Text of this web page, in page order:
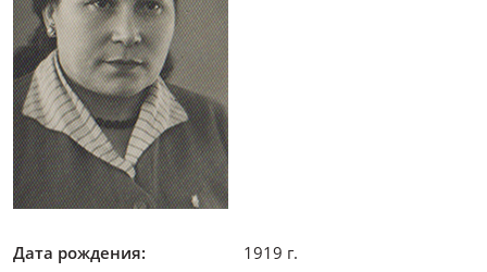
Дата рождения:
1919 г.